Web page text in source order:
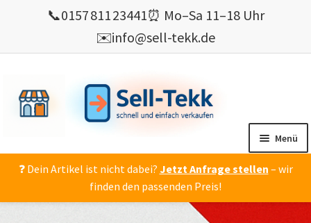
📞0157 811 23441⏰ Mo–Sa 11–18 Uhr
✉️info@sell-tekk.de
springen
springen
Menü
Mein Konto
❓ Dein Artikel ist nicht dabei? Jetzt Anfrage stellen – wir
finden den passenden Preis!